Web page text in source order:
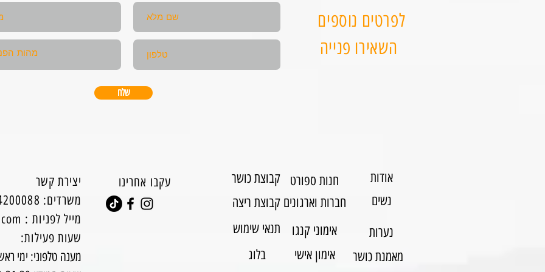
לפרטים נוספים
השאירו פנייה
שלח
יצירת קשר
0544200088 :משרדים
:מייל לפניות
:שעות פעילות
מענה טלפוני: ימי ראשון
עקבו אחרינו
חנות ספורט
חברות וארגונים
נשים
אודות
קבוצת ריצה
קבוצת כושר
תנאי שימוש
נערות
בלוג
אימוני קנגו
אימון אישי
מאמנת כושר